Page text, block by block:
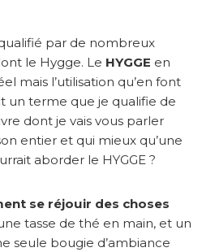
par de nombreux
le Hygge. Le HYGGE en
mais l’utilisation qu’en font
un terme que je qualifie de
dont je vais vous parler
entier et qui mieux qu’une
aborder le HYGGE ?
se réjouir des choses
tasse de thé en main, et un
seule bougie d’ambiance